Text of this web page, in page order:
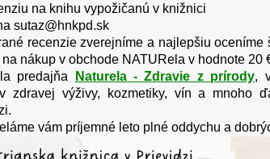
na knihu vypožičanú v knižnici
sutaz@hnkpd.sk
recenzie zverejníme a najlepšiu oceníme
nákup v obchode NATURela v hodnote 20
predajňa
Naturela - Zdravie z prírody,
zdravej výživy, kozmetiky, vín a mnoho
vám príjemné leto plné oddychu a